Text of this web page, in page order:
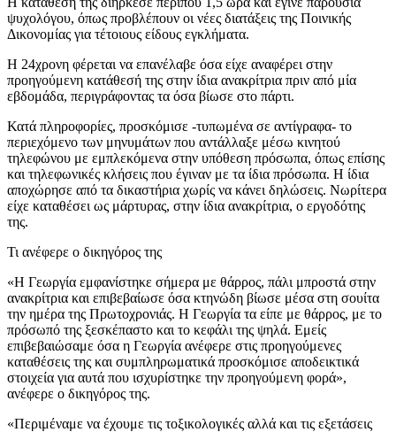
ψυχολόγου, όπως προβλέπουν οι νέες διατάξεις της Ποινικής
Δικονομίας για τέτοιους είδους εγκλήματα.
Η 24χρονη φέρεται να επανέλαβε όσα είχε αναφέρει στην
προηγούμενη κατάθεσή της στην ίδια ανακρίτρια πριν από μία
εβδομάδα, περιγράφοντας τα όσα βίωσε στο πάρτι.
Κατά πληροφορίες, προσκόμισε -τυπωμένα σε αντίγραφα- το
περιεχόμενο των μηνυμάτων που αντάλλαξε μέσω κινητού
τηλεφώνου με εμπλεκόμενα στην υπόθεση πρόσωπα, όπως επίσης
και τηλεφωνικές κλήσεις που έγιναν με τα ίδια πρόσωπα. Η ίδια
αποχώρησε από τα δικαστήρια χωρίς να κάνει δηλώσεις. Νωρίτερα
είχε καταθέσει ως μάρτυρας, στην ίδια ανακρίτρια, ο εργοδότης
της.
Τι ανέφερε ο δικηγόρος της
«Η Γεωργία εμφανίστηκε σήμερα με θάρρος, πάλι μπροστά στην
ανακρίτρια και επιβεβαίωσε όσα κτηνώδη βίωσε μέσα στη σουίτα
την ημέρα της Πρωτοχρονιάς. Η Γεωργία τα είπε με θάρρος, με το
πρόσωπό της ξεσκέπαστο και το κεφάλι της ψηλά. Εμείς
επιβεβαιώσαμε όσα η Γεωργία ανέφερε στις προηγούμενες
καταθέσεις της και συμπληρωματικά προσκόμισε αποδεικτικά
στοιχεία για αυτά που ισχυρίστηκε την προηγούμενη φορά»,
ανέφερε ο δικηγόρος της.
«Περιμέναμε να έχουμε τις τοξικολογικές αλλά και τις εξετάσεις